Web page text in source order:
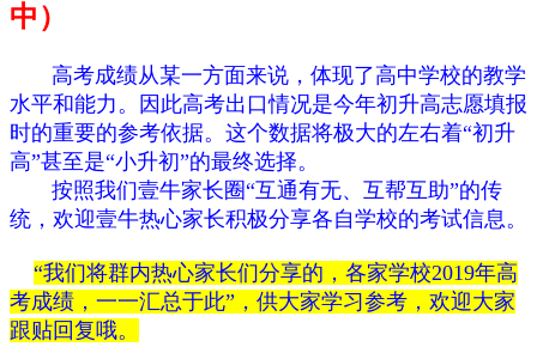
中）
高考成绩从某一方面来说，体现了高中学校的教学
水平和能力。因此高考出口情况是今年初升高志愿填报
时的重要的参考依据。这个数据将极大的左右着“初升
高”甚至是“小升初”的最终选择。
按照我们壹牛家长圈“互通有无、互帮互助”的传
统，欢迎壹牛热心家长积极分享各自学校的考试信息。
“我们将群内热心家长们分享的，各家学校2019年高
考成绩，一一汇总于此”，供大家学习参考，欢迎大家
跟贴回复哦。